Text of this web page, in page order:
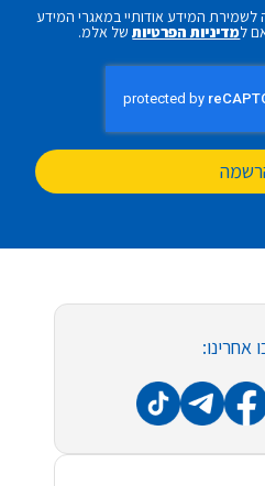
המידע אודותיי במאגרי המידע
למדיניות הפרטיותשל אלמ.
אחרינו: